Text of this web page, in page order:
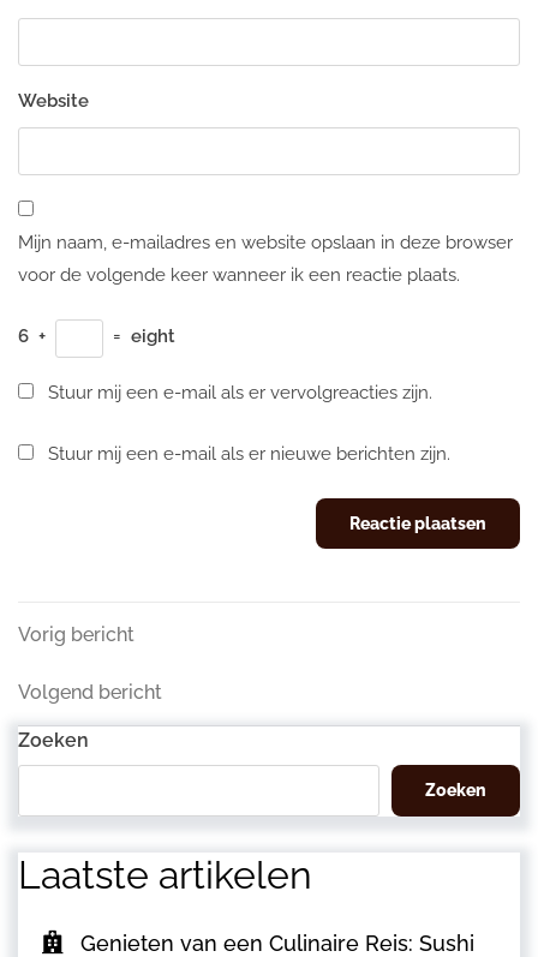
Website
Mijn naam, e-mailadres en website opslaan in deze browser
voor de volgende keer wanneer ik een reactie plaats.
6 + = eight
Stuur mij een e-mail als er vervolgreacties zijn.
Stuur mij een e-mail als er nieuwe berichten zijn.
Berichtnavigatie
Vorig
Vorig bericht
Volgend
bericht
Volgend bericht
Zoeken
Zoeken
Laatste artikelen
Genieten van een Culinaire Reis: Sushi